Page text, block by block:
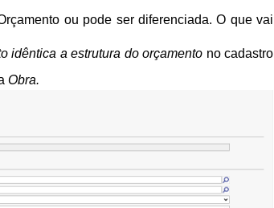
ou pode ser diferenciada. O que vai
idêntica a estrutura do orçamento no cadastro
Obra.